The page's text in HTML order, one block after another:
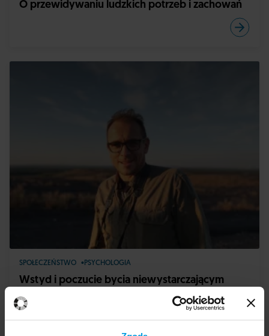
O przewidywaniu ludzkich potrzeb i zachowań
SPOŁECZEŃSTWO PSYCHOLOGIA
Wstyd i poczucie bycia niewystarczającym